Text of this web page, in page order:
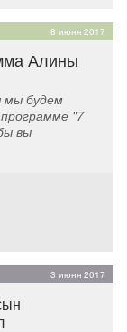
8 июня 2017
Алины
мы будем
"7
вы
3 июня 2017